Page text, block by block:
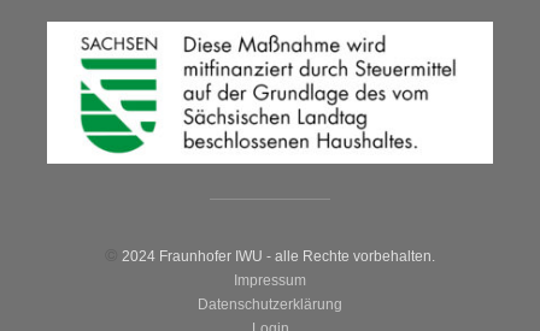
2024 Fraunhofer IWU - alle Rechte vorbehalten.
Impressum
Datenschutzerklärung